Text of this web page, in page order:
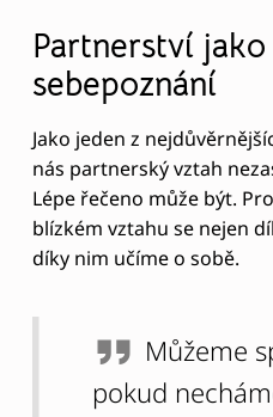
T
A
K
S
O
B
Partnerství
sebepoznání
Jako jeden z
nás partnerský vztah
Lépe řečeno může být.
blízkém vztahu se nejen
díky nim učíme o sobě.
Můžeme
pokud